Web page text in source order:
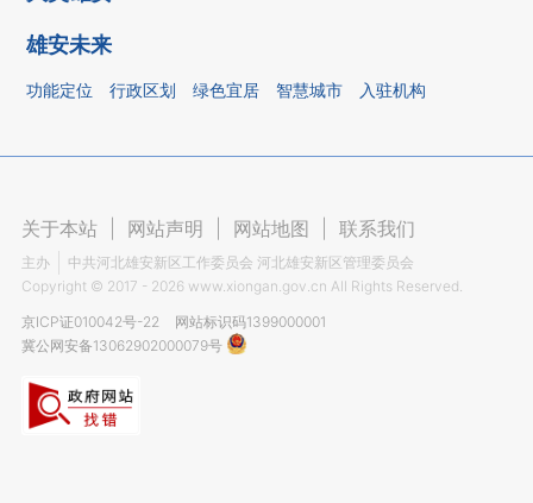
雄安未来
功能定位 行政区划 绿色宜居 智慧城市 入驻机构
关于本站 网站声明 网站地图 联系我们
主办
中共河北雄安新区工作委员会 河北雄安新区管理委员会
Copyright © 2017 - 2026 www.xiongan.gov.cn All Rights Reserved.
京ICP证010042号-22
网站标识码1399000001
冀公网安备13062902000079号